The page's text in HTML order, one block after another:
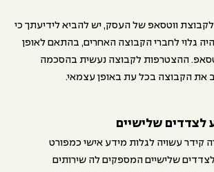
ווטסאפ של העסק, יש להביא לידיעתך כי
גלוי לחברי הקבוצה האחרים, בהתאם לאופן
ההצטרפות לקבוצה נעשית בהסכמה
את הקבוצה בכל עת באופן עצמאי.
קידר עשויה לגלות מידע אישי כמפורט
לצדדים שלישיים המספקים לה שירותים